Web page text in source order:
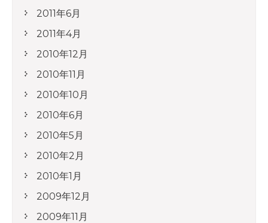
2011年6月
2011年4月
2010年12月
2010年11月
2010年10月
2010年6月
2010年5月
2010年2月
2010年1月
2009年12月
2009年11月